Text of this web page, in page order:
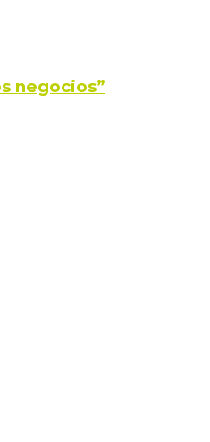
negocios”